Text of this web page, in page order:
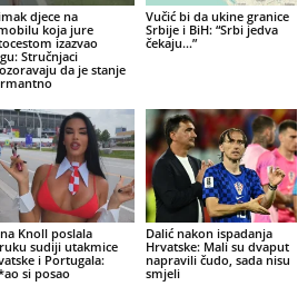
djece na
koja jure
izazvao
Stručnjaci
da je stanje
Vučić bi da ukine granice
Srbije i BiH: “Srbi jedva
čekaju…”
Knoll poslala
sudiji utakmice
i Portugala:
si posao
Dalić nakon ispadanja
Hrvatske: Mali su dvaput
napravili čudo, sada nisu
smjeli